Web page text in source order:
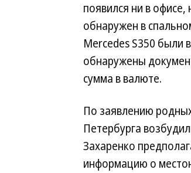
появился ни в
обнаружен в
Mercedes S350
обнаружены
сумма в валюте.
По заявлению
Петербурга
Захаренко
информацию о